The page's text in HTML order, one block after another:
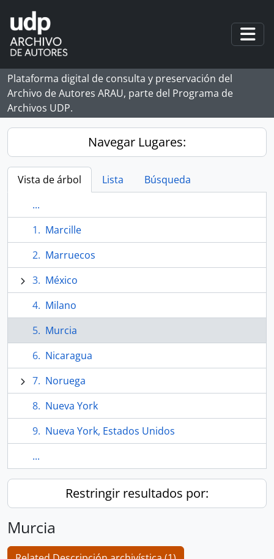
Skip to main content
Plataforma digital de consulta y preservación del
Archivo de Autores ARAU, parte del Programa de
Archivos UDP.
Navegar Lugares:
Vista de árbol Lista
Búsqueda
...
Marcille
Marruecos
México
Milano
Murcia
Nicaragua
Noruega
Nueva York
Nueva York, Estados Unidos
...
Restringir resultados por:
Murcia